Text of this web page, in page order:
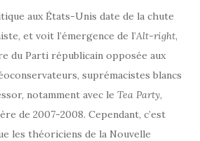
aux États-Unis date de la chute
et voit l’émergence de l’Alt-right,
du Parti républicain opposée aux
suprémacistes blancs
notamment avec le Tea Party,
de 2007-2008. Cependant, c’est
les théoriciens de la Nouvelle